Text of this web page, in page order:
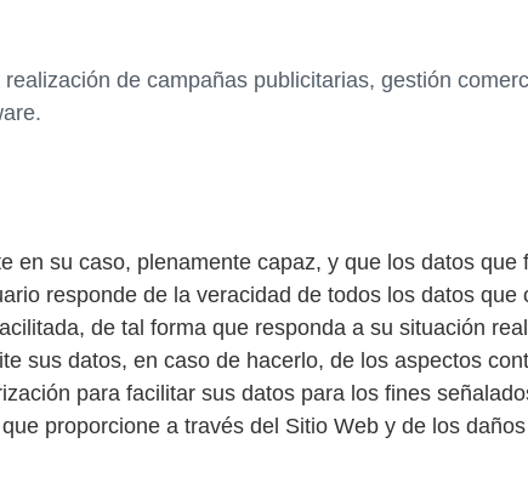
de campañas publicitarias, gestión
en su caso, plenamente capaz, y que los datos que
responde de la veracidad de todos los datos que
de tal forma que responda a su situación
sus datos, en caso de hacerlo, de los aspectos
para facilitar sus datos para los fines
proporcione a través del Sitio Web y de los